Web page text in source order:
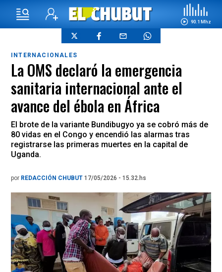
90.1 Mhz
INTERNACIONALES
La OMS declaró la emergencia
sanitaria internacional ante el
avance del ébola en África
El brote de la variante Bundibugyo ya se cobró más de
80 vidas en el Congo y encendió las alarmas tras
registrarse las primeras muertes en la capital de
Uganda.
por REDACCIÓN CHUBUT 17/05/2026 - 15.32.hs